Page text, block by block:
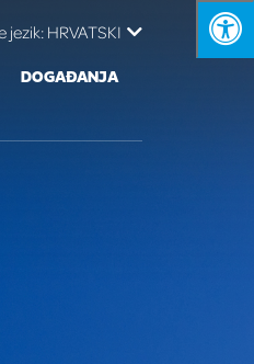
DOGAĐANJA
jezik:HRVATSKI